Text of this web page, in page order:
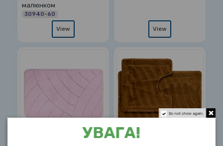
малюнком
30940-60
View View
Do not show again.
УВАГА!